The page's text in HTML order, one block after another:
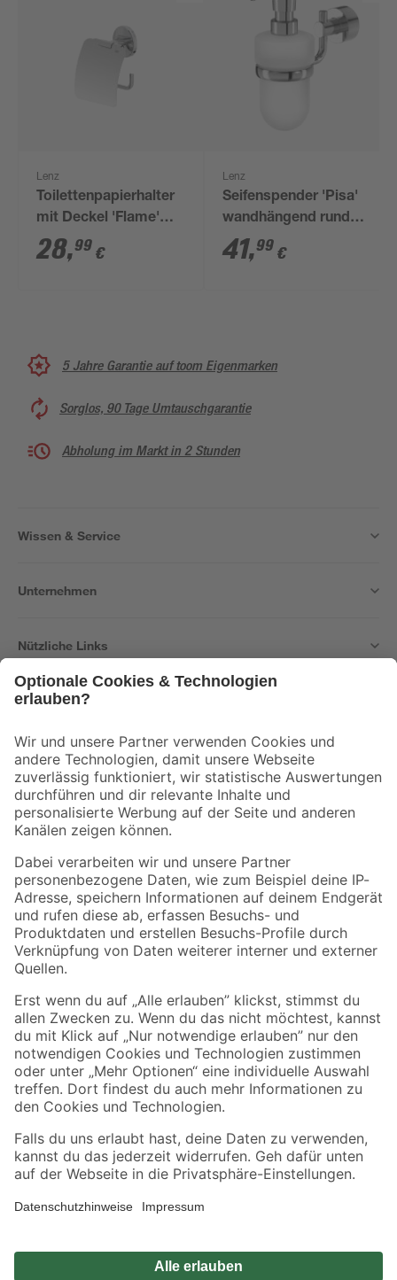
Lenz
Toilettenpapierhalter
mit Deckel 'Flame'
wandhängend
verchromt
28,99 €
Lenz
Seifenspender 'Pisa'
wandhängend rund
verchromt/weiß
41,99 €
5 Jahre Garantie auf toom Eigenmarken
Sorglos, 90 Tage Umtauschgarantie
Abholung im Markt in 2 Stunden
Wissen & Service
Unternehmen
Nützliche Links
Der toom Newsletter: Keine Angebote und Aktionen mehr verpassen!
Zur Newsletter Anmeldung
Folge uns
Zahlungsarten Versandarten
Sicher einkaufen
Jetzt die toom-App herunterladen
Alle Preisangaben in EUR inkl. gesetzl. MwSt.. Die dargestellten Angebote sind unter
Umständen nicht in allen Märkten verfügbar. Die angegebenen Verfügbarkeiten beziehen
Produkte nur solange der Vorrat reicht.
*Paketversand ab 59 € versandkostenfrei, gilt nicht für Artikel mit Speditionsversand, hier
Privatsphäre Impressum